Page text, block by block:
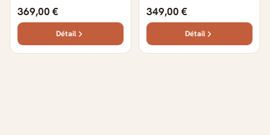
369,00 €
Détail
349,00 €
Détail